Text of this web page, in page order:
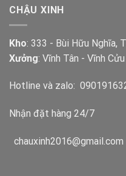
CHẬU XINH
Kho: 333 - Bùi Hữu Nghĩa,
Xưởng: Vĩnh Tân - Vĩnh
Hotline và zalo:
Nhận đặt hàng 24/7
chauxinh2016@gmail.com